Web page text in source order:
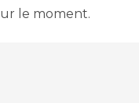
le moment.